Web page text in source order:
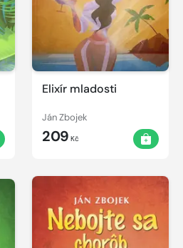
Elixír mladosti
Ján Zbojek
209 Kč